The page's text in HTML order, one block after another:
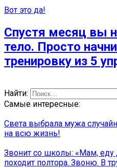
Вот это да!
Спустя месяц вы
тело. Просто
тренировку из 5
Найти:
Самые интересные:
Света выбрала мужа
на всю жизнь!
Звонит со школы: «Мам, еду
походит полтора. Звоню. В